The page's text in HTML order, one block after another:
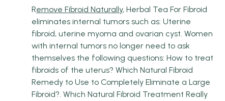
Remove Fibroid Naturally, Herbal Tea For Fibroid
eliminates internal tumors such as: Uterine
fibroid, uterine myoma and ovarian cyst. Women
with internal tumors no longer need to ask
themselves the following questions: How to treat
fibroids of the uterus? Which Natural Fibroid
Remedy to Use to Completely Eliminate a Large
Fibroid?. Which Natural Fibroid Treatment Really